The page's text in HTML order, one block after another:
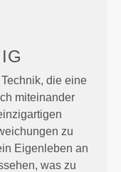
die eine
miteinander
zu
Eigenleben an
was zu